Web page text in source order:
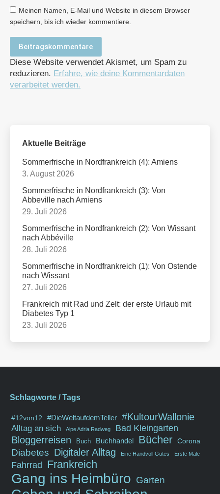
Meinen Namen, E-Mail und Website in diesem Browser
speichern, bis ich wieder kommentiere.
Beitragskommentare
Diese Website verwendet Akismet, um Spam zu
reduzieren. Erfahre, wie deine Kommentardaten
verarbeitet werden.
Aktuelle Beiträge
Sommerfrische in Nordfrankreich (4): Amiens
3. August 2026
Sommerfrische in Nordfrankreich (3): Von
Abbeville nach Amiens
29. Juli 2026
Sommerfrische in Nordfrankreich (2): Von Wissant
nach Abbéville
28. Juli 2026
Sommerfrische in Nordfrankreich (1): Von Ostende
nach Wissant
27. Juli 2026
Frankreich mit Rad und Zelt: der erste Urlaub mit
Diabetes Typ 1
23. Juli 2026
Schlagworte / Tags
#12von12 #DieWeltaufdemTeller #KultourWallonie
Alltag an sich Alpe Adria Radweg Bad Kleingarten
Bloggerreisen Buch Buchhandel Bücher Corona
Diabetes Digitaler Alltag Eine Handvoll Gutes Erste Male
Fahrrad Frankreich
Gang ins Heimbüro Garten